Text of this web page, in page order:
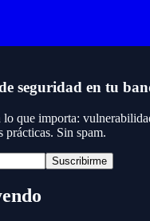
seguridad en tu
que importa:
prácticas. Sin spam.
Suscribirme